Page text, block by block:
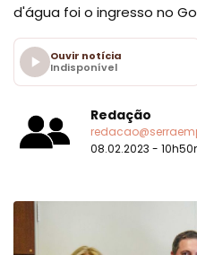
d'água foi o ingresso no
Ouvir notícia
Indisponível
Redação
08.02.2023 -